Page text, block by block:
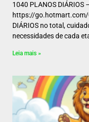
1040 PLANOS DIÁRIOS
https://go.hotmart.com/
DIÁRIOS no total,
necessidades de cada
Leia mais »